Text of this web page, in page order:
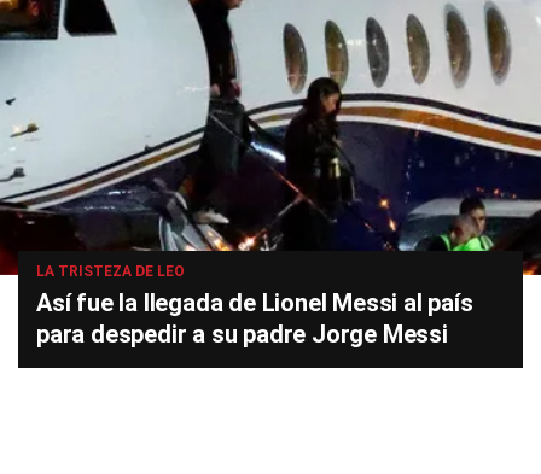
LA TRISTEZA DE LEO
Así fue la llegada de Lionel Messi al país
para despedir a su padre Jorge Messi